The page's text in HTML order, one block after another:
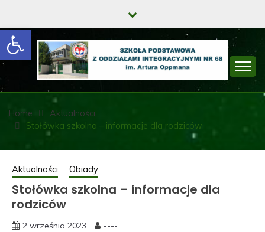
Open toolbar
content
SZKOŁA
PODSTAWOWA Z
ODDZIAŁAMI
INTEGRACYJNYMI
NR 68 IM. ARTURA
OPPMANA
Home
Aktualności
Stołówka szkolna – informacje dla rodziców
Aktualności Obiady
Stołówka szkolna – informacje dla
rodziców
2 września 2023 ----